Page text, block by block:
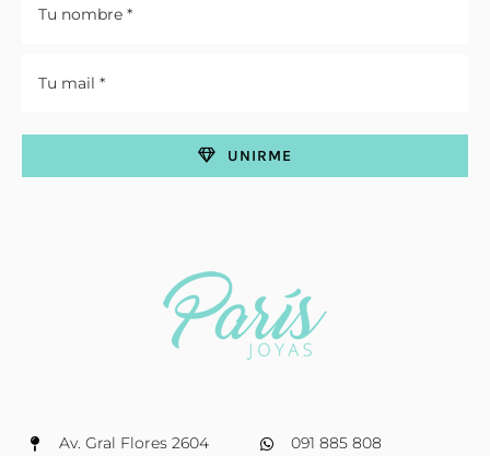
Av. Gral Flores 2604
091 885 808
UNIRME